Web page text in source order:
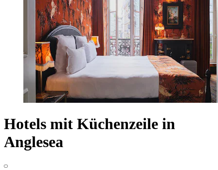
Hotels mit Küchenzeile in
Anglesea